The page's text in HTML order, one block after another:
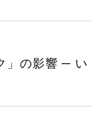
」の影響 ─ い